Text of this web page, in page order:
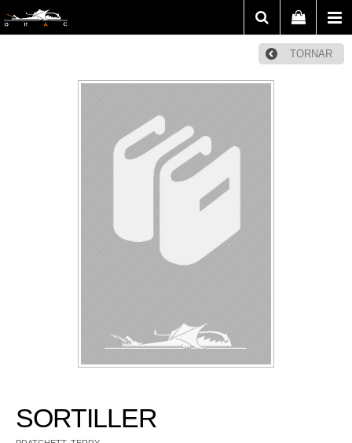
TORNAR
SORTILLER